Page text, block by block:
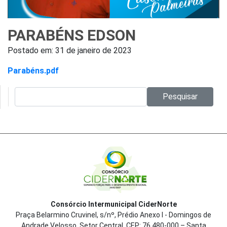
PARABÉNS EDSON
Postado em: 31 de janeiro de 2023
Parabéns.pdf
Pesquisar
Consórcio Intermunicipal CiderNorte
Praça Belarmino Cruvinel, s/nº, Prédio Anexo I - Domingos de
Andrade Velosso, Setor Central, CEP: 76.480-000 – Santa